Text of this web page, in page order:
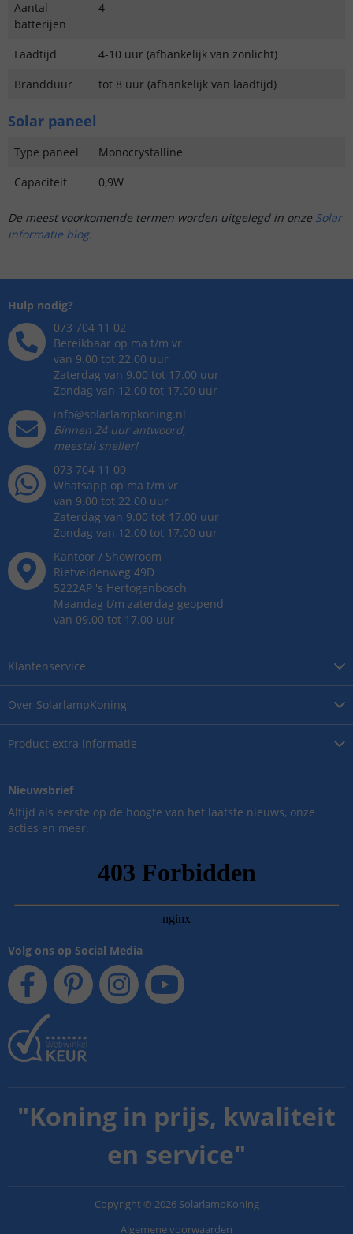
Aantal
batterijen
4
Laadtijd
4-10 uur (afhankelijk van zonlicht)
Brandduur
tot 8 uur (afhankelijk van laadtijd)
Solar paneel
Type paneel
Monocrystalline
Capaciteit
0,9W
De meest voorkomende termen worden uitgelegd in onze Solar
informatie blog.
Over SolarlampKoning
Product extra informatie
Klantenservice
Hulp nodig?
073 704 11 02
Bereikbaar op ma t/m vr
van 9.00 tot 22.00 uur
Zaterdag van 9.00 tot 17.00 uur
Zondag van 12.00 tot 17.00 uur
info@solarlampkoning.nl
Binnen 24 uur antwoord,
meestal sneller!
073 704 11 00
Whatsapp op ma t/m vr
van 9.00 tot 22.00 uur
Zaterdag van 9.00 tot 17.00 uur
Zondag van 12.00 tot 17.00 uur
Kantoor / Showroom
Rietveldenweg 49D
5222AP 's Hertogenbosch
Maandag t/m zaterdag geopend
van 09.00 tot 17.00 uur
Nieuwsbrief
Altijd als eerste op de hoogte van het laatste nieuws, onze
acties en meer.
Volg ons op Social Media
"Koning in prijs, kwaliteit
en service"
Copyright © 2026 SolarlampKoning
Algemene voorwaarden